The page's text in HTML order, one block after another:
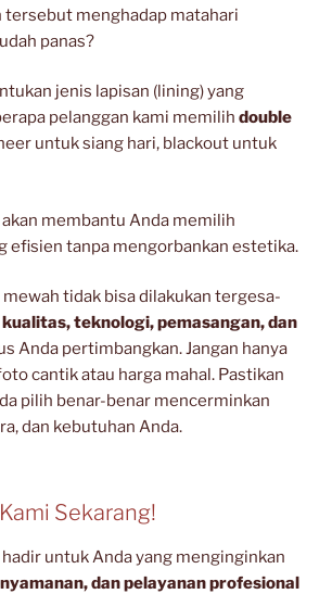
tersebut menghadap matahari
panas?
jenis lapisan (lining) yang
pelanggan kami memilih double
untuk siang hari, blackout untuk
membantu Anda memilih
efisien tanpa mengorbankan estetika.
tidak bisa dilakukan tergesa-
teknologi, pemasangan, dan
Anda pertimbangkan. Jangan hanya
cantik atau harga mahal. Pastikan
pilih benar-benar mencerminkan
dan kebutuhan Anda.
Sekarang!
untuk Anda yang menginginkan
dan pelayanan profesional